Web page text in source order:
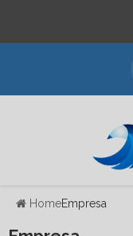
HomeEmpresa